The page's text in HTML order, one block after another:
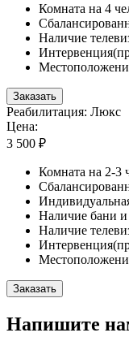
Комната на 4
Наличие
Заказать
Реабилитация: Люкс
Цена:
3 500 ₽
Комната на 2-3
Наличие бани и
Наличие
Заказать
Напишите